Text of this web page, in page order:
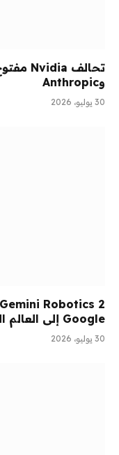
وAnthropic
30 يوليو، 2026
Google إلى العالم المادي
30 يوليو، 2026